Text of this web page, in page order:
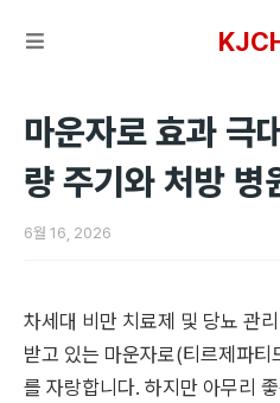
마운자로 효과 극
량 주기와 처방 병
6월 16, 2026
차세대 비만 치료제 및 당뇨 관
받고 있는 마운자로(티르제파
를 자랑합니다. 하지만 아무리